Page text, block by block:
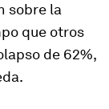
sobre la
que otros
de 62%,